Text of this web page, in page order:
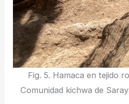
Fig. 5. Hamaca en tejido
Comunidad kichwa de